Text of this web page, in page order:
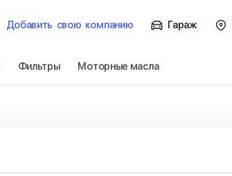
Добавить свою компанию Гараж
Фильтры Моторные масла